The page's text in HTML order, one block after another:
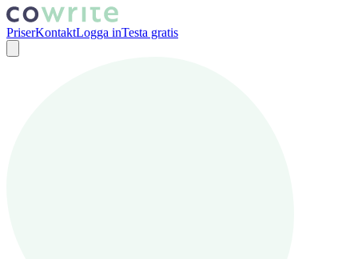
PriserKontaktLogga inTesta gratis